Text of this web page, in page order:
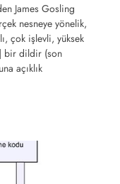
James Gosling
nesneye yönelik,
çok işlevli, yüksek
bir dildir (son
açıklık